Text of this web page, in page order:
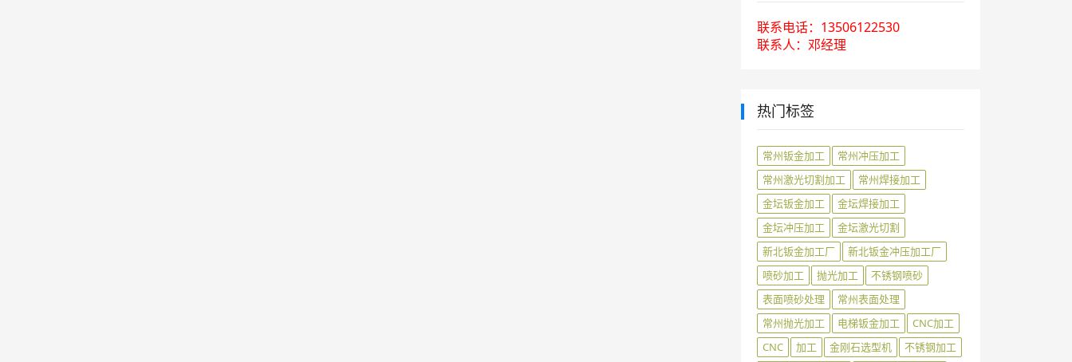
联系电话：13506122530
联系人：邓经理
热门标签
常州钣金加工
常州冲压加工
常州激光切割加工
常州焊接加工
金坛钣金加工
金坛焊接加工
金坛冲压加工
金坛激光切割
新北钣金加工厂
新北钣金冲压加工厂
喷砂加工
抛光加工
不锈钢喷砂
表面喷砂处理
常州表面处理
常州抛光加工
电梯钣金加工
CNC加工
CNC
加工 金刚石选型机
不锈钢加工